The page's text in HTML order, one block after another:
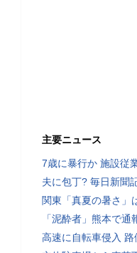
主要ニュース
7歳に暴行か 施設従
夫に包丁? 毎日新聞
関東「真夏の暑さ」
「泥酔者」熊本で通
高速に自転車侵入 路